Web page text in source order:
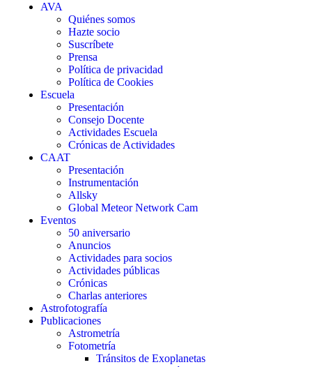
AVA
Quiénes somos
Hazte socio
Suscríbete
Prensa
Política de privacidad
Política de Cookies
Escuela
Presentación
Consejo Docente
Actividades Escuela
Crónicas de Actividades
CAAT
Presentación
Instrumentación
Allsky
Global Meteor Network Cam
Eventos
50 aniversario
Anuncios
Actividades para socios
Actividades públicas
Crónicas
Charlas anteriores
Astrofotografía
Publicaciones
Astrometría
Fotometría
Tránsitos de Exoplanetas